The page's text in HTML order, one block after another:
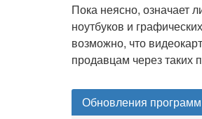
Пока неясно, означает
ноутбуков и
возможно, что
продавцам через таких
Обновления